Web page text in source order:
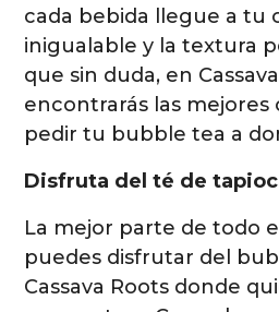
cada bebida llegue a tu
inigualable y la textura
que sin duda, en
encontrarás las mejores
pedir tu bubble tea a
Disfruta del té de
La mejor parte de todo
puedes disfrutar del
Cassava Roots donde